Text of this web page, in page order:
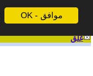
موافق - OK
غلق